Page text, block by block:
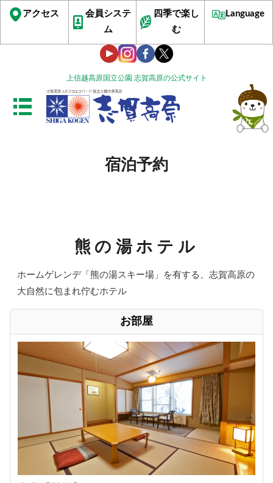
上信越高原国立公園 志賀高原の公式サイト
アクセス
会員システ
ム
四季で楽し
む
Language
宿泊予約
熊の湯ホテル
ホームゲレンデ「熊の湯スキー場」を有する、志賀高原の
大自然に包まれ佇むホテル
お部屋